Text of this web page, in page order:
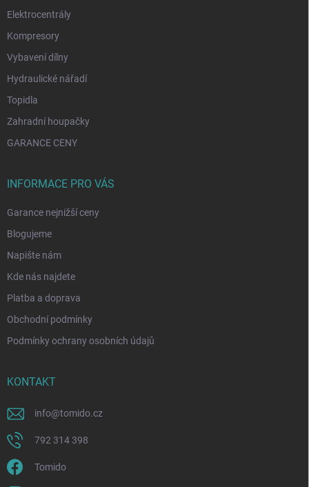
Elektrocentrály
Kompresory
Vybavení dílny
Hydraulické nářadí
Topidla
Zahradní houpačky
GARANCE CENY
INFORMACE PRO VÁS
Garance nejnižší ceny
Blogujeme
Napište nám
Kde nás najdete
Platba a doprava
Obchodní podmínky
Podmínky ochrany osobních údajů
KONTAKT
info@tomido.cz
792 314 398
Tomido